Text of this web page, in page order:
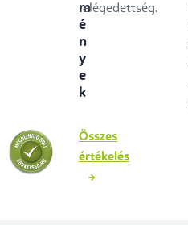
m
é
n
y
e
k
Összes
értékelés
elégedettség.